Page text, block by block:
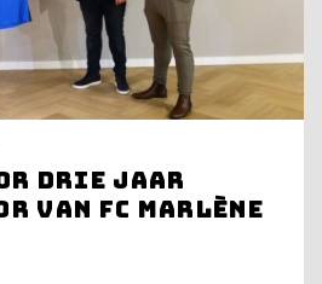
drie jaar
van FC Marlène